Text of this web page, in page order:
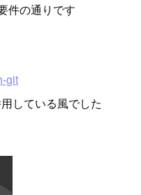
件の通りです
git
している風でした